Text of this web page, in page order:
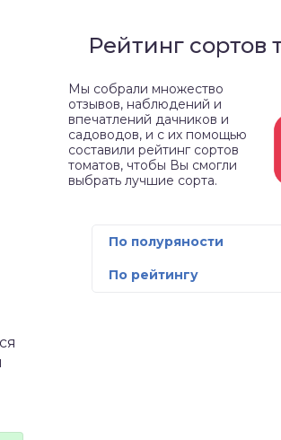
Рейтинг сортов
Мы собрали множество
отзывов, наблюдений и
впечатлений дачников и
садоводов, и с их помощью
составили рейтинг сортов
томатов, чтобы Вы смогли
выбрать лучшие сорта.
По полуряности
По рейтингу